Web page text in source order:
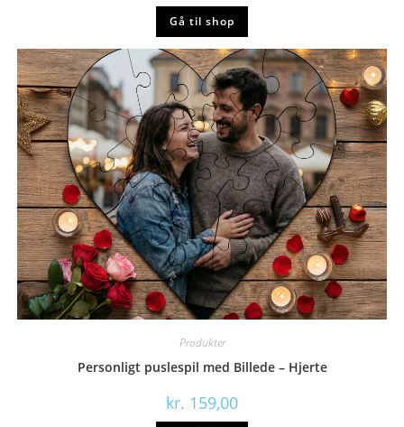
Gå til shop
Produkter
Personligt puslespil med Billede – Hjerte
kr. 159,00